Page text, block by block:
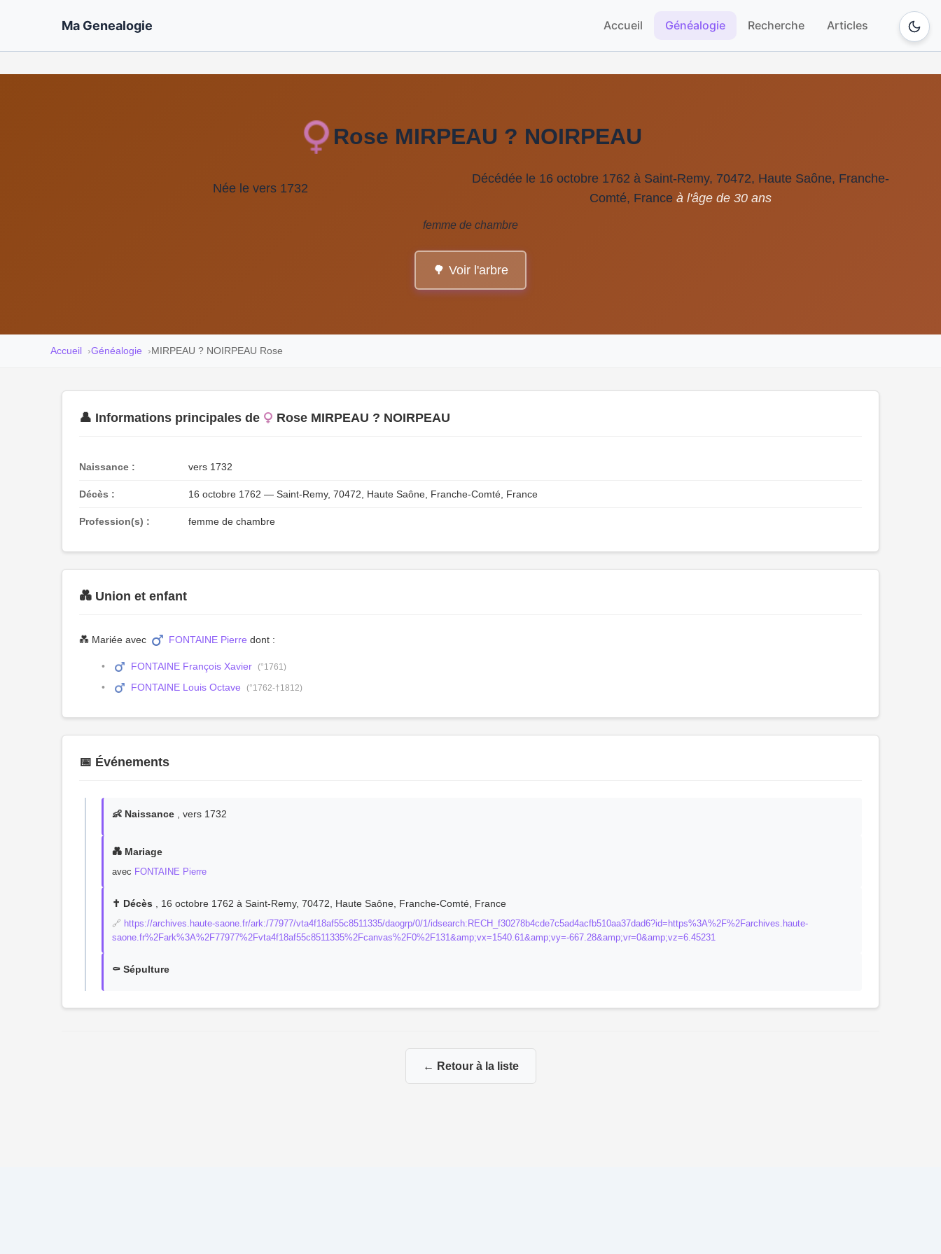
Ma Genealogie Accueil Généalogie Recherche Articles
Rose MIRPEAU ? NOIRPEAU
Née le vers 1732
Décédée le 16 octobre 1762 à Saint-Remy, 70472, Haute Saône, Franche-
Comté, France à l'âge de 30 ans
femme de chambre
🌳 Voir l'arbre
Accueil Généalogie MIRPEAU ? NOIRPEAU Rose
👤 Informations principales de Rose MIRPEAU ? NOIRPEAU
Naissance : vers 1732
Décès : 16 octobre 1762 — Saint-Remy, 70472, Haute Saône, Franche-Comté, France
Profession(s) : femme de chambre
💑 Union et enfant
💑 Mariée avec FONTAINE Pierre dont :
FONTAINE François Xavier (°1761)
FONTAINE Louis Octave (°1762-†1812)
📅 Événements
👶 Naissance , vers 1732
💑 Mariage
avec FONTAINE Pierre
✝️ Décès , 16 octobre 1762 à Saint-Remy, 70472, Haute Saône, Franche-Comté, France
🔗 https://archives.haute-saone.fr/ark:/77977/vta4f18af55c8511335/daogrp/0/1/idsearch:RECH_f30278b4cde7c5ad4acfb510aa37dad6?id=https%3A%2F%2Farchives.haute-
saone.fr%2Fark%3A%2F77977%2Fvta4f18af55c8511335%2Fcanvas%2F0%2F131&amp;vx=1540.61&amp;vy=-667.28&amp;vr=0&amp;vz=6.45231
⚰️ Sépulture
← Retour à la liste